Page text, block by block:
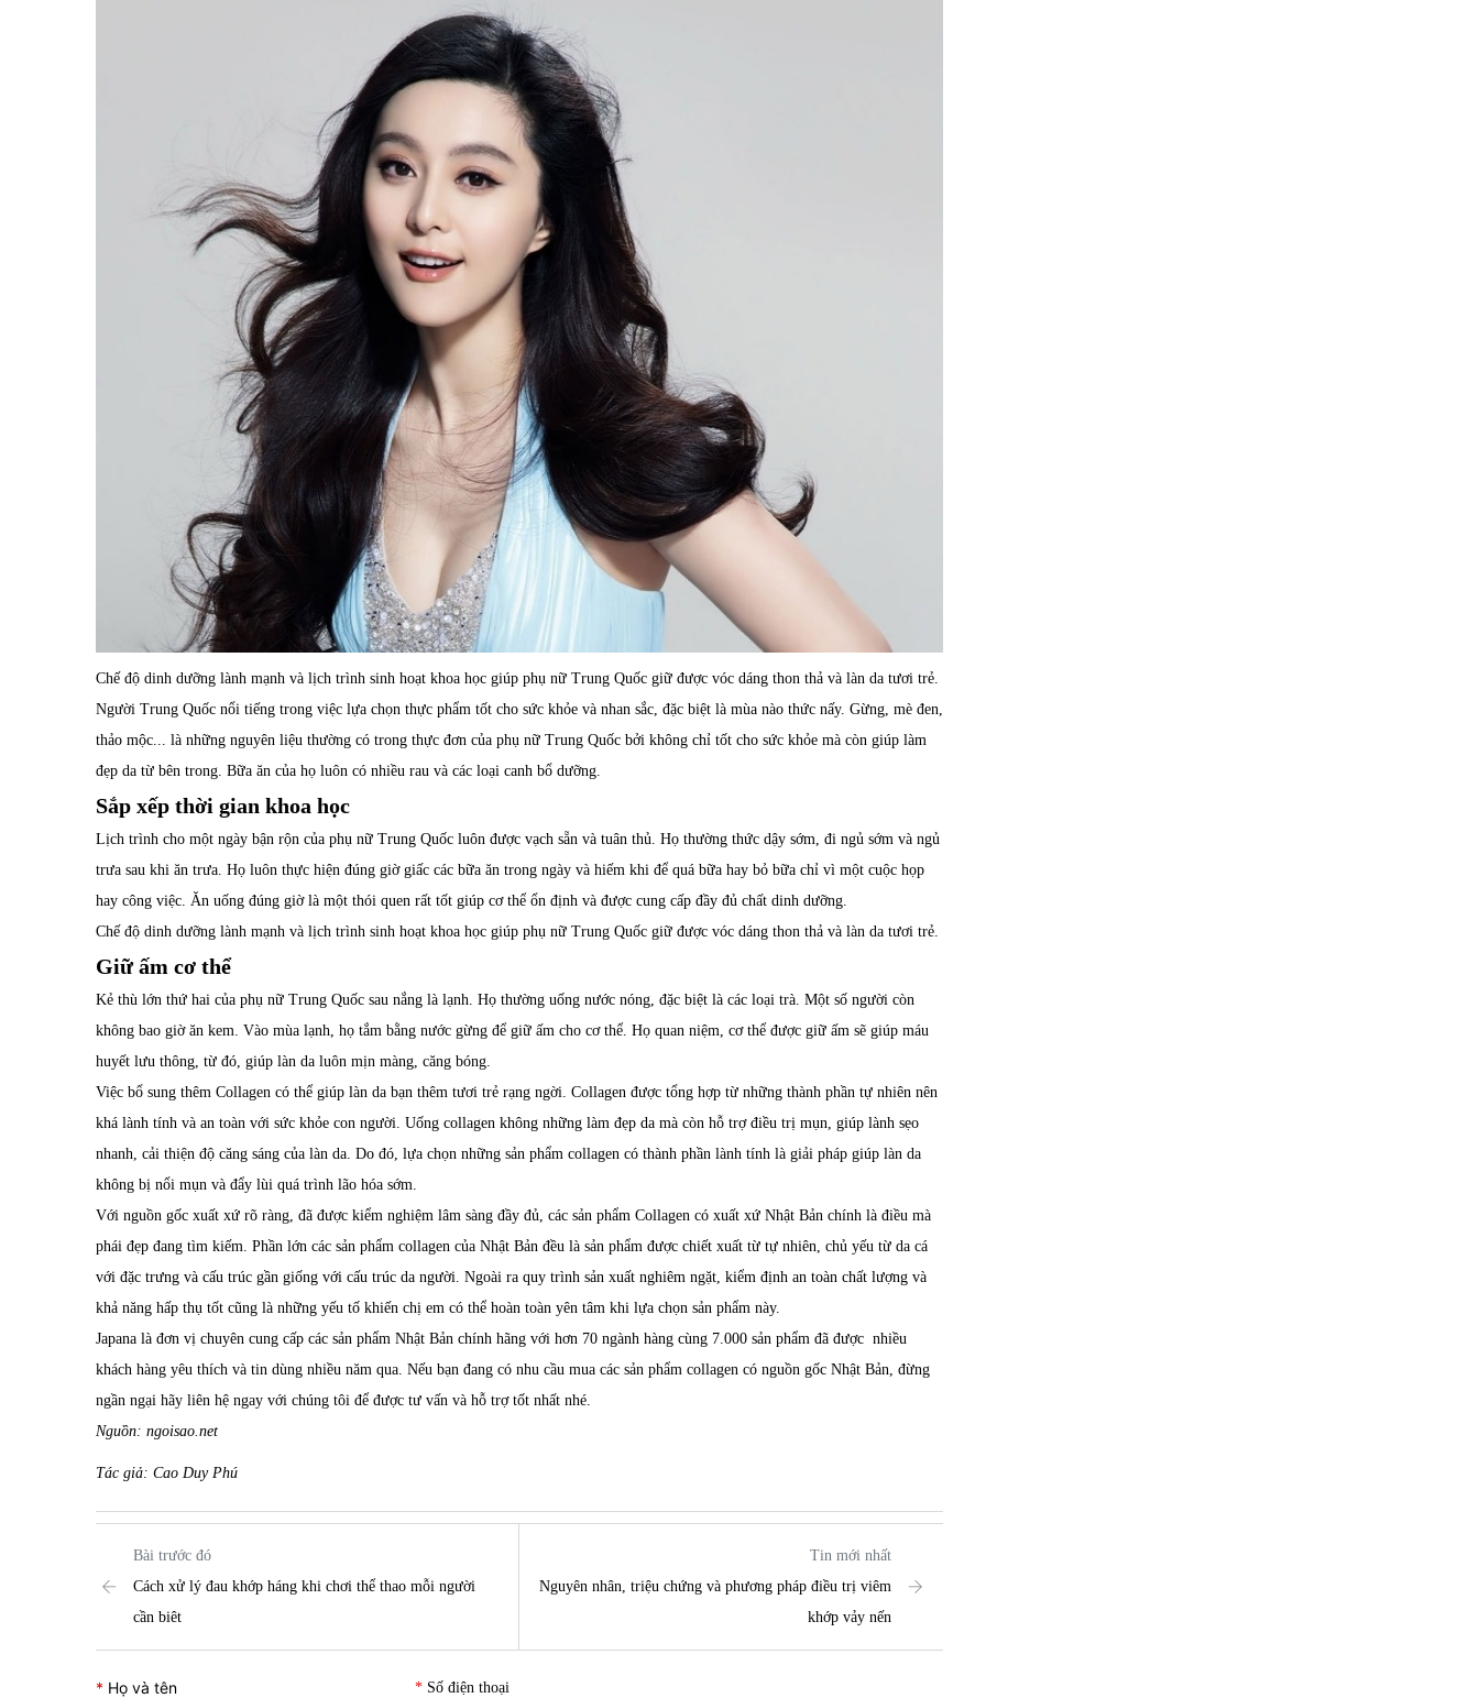
Chế độ dinh dưỡng lành mạnh và lịch trình sinh hoạt khoa học giúp phụ nữ Trung Quốc giữ được vóc dáng thon thả và làn da tươi trẻ.
Người Trung Quốc nổi tiếng trong việc lựa chọn thực phẩm tốt cho sức khỏe và nhan sắc, đặc biệt là mùa nào thức nấy. Gừng, mè đen,
thảo mộc... là những nguyên liệu thường có trong thực đơn của phụ nữ Trung Quốc bởi không chỉ tốt cho sức khỏe mà còn giúp làm
đẹp da từ bên trong. Bữa ăn của họ luôn có nhiều rau và các loại canh bổ dưỡng.
Sắp xếp thời gian khoa học
Lịch trình cho một ngày bận rộn của phụ nữ Trung Quốc luôn được vạch sẵn và tuân thủ. Họ thường thức dậy sớm, đi ngủ sớm và ngủ
trưa sau khi ăn trưa. Họ luôn thực hiện đúng giờ giấc các bữa ăn trong ngày và hiếm khi để quá bữa hay bỏ bữa chỉ vì một cuộc họp
hay công việc. Ăn uống đúng giờ là một thói quen rất tốt giúp cơ thể ổn định và được cung cấp đầy đủ chất dinh dưỡng.
Chế độ dinh dưỡng lành mạnh và lịch trình sinh hoạt khoa học giúp phụ nữ Trung Quốc giữ được vóc dáng thon thả và làn da tươi trẻ.
Giữ ấm cơ thể
Kẻ thù lớn thứ hai của phụ nữ Trung Quốc sau nắng là lạnh. Họ thường uống nước nóng, đặc biệt là các loại trà. Một số người còn
không bao giờ ăn kem. Vào mùa lạnh, họ tắm bằng nước gừng để giữ ấm cho cơ thể. Họ quan niệm, cơ thể được giữ ấm sẽ giúp máu
huyết lưu thông, từ đó, giúp làn da luôn mịn màng, căng bóng.
Việc bổ sung thêm Collagen có thể giúp làn da bạn thêm tươi trẻ rạng ngời. Collagen được tổng hợp từ những thành phần tự nhiên nên
khá lành tính và an toàn với sức khỏe con người. Uống collagen không những làm đẹp da mà còn hỗ trợ điều trị mụn, giúp lành sẹo
nhanh, cải thiện độ căng sáng của làn da. Do đó, lựa chọn những sản phẩm collagen có thành phần lành tính là giải pháp giúp làn da
không bị nổi mụn và đẩy lùi quá trình lão hóa sớm.
Với nguồn gốc xuất xứ rõ ràng, đã được kiểm nghiệm lâm sàng đầy đủ, các sản phẩm Collagen có xuất xứ Nhật Bản chính là điều mà
phái đẹp đang tìm kiếm. Phần lớn các sản phẩm collagen của Nhật Bản đều là sản phẩm được chiết xuất từ tự nhiên, chủ yếu từ da cá
với đặc trưng và cấu trúc gần giống với cấu trúc da người. Ngoài ra quy trình sản xuất nghiêm ngặt, kiểm định an toàn chất lượng và
khả năng hấp thụ tốt cũng là những yếu tố khiến chị em có thể hoàn toàn yên tâm khi lựa chọn sản phẩm này.
Japana là đơn vị chuyên cung cấp các sản phẩm Nhật Bản chính hãng với hơn 70 ngành hàng cùng 7.000 sản phẩm đã được nhiều
khách hàng yêu thích và tin dùng nhiều năm qua. Nếu bạn đang có nhu cầu mua các sản phẩm collagen có nguồn gốc Nhật Bản, đừng
ngần ngại hãy liên hệ ngay với chúng tôi để được tư vấn và hỗ trợ tốt nhất nhé.
Nguồn: ngoisao.net
Tác giả: Cao Duy Phú
Bài trước đó
Cách xử lý đau khớp háng khi chơi thể thao mỗi người
cần biêt
Tin mới nhất
Nguyên nhân, triệu chứng và phương pháp điều trị viêm
khớp vảy nến
Họ và tên Số điện thoại